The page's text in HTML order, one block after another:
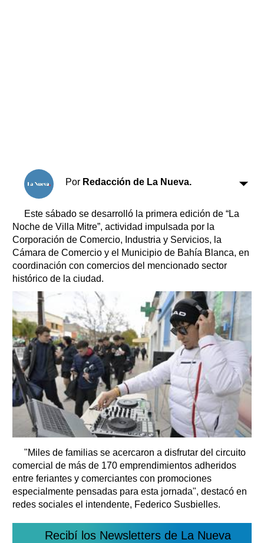
Por Redacción de La Nueva.
Este sábado se desarrolló la primera edición de “La
Noche de Villa Mitre”, actividad impulsada por la
Corporación de Comercio, Industria y Servicios, la
Cámara de Comercio y el Municipio de Bahía Blanca, en
coordinación con comercios del mencionado sector
histórico de la ciudad.
"Miles de familias se acercaron a disfrutar del circuito
comercial de más de 170 emprendimientos adheridos
entre feriantes y comerciantes con promociones
especialmente pensadas para esta jornada", destacó en
redes sociales el intendente, Federico Susbielles.
Recibí los Newsletters de La Nueva